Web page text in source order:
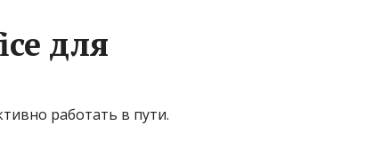
для
работать в пути.